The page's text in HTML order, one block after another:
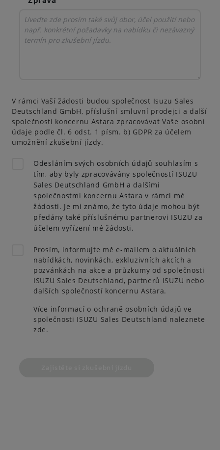
V rámci Vaší žádosti budou společnost Isuzu Sales
Deutschland GmbH, příslušní smluvní prodejci a další
společnosti koncernu Astara zpracovávat Vaše osobní
údaje podle čl. 6 odst. 1 písm. b) GDPR za účelem
umožnění zkušební jízdy.
Odesláním svých osobních údajů souhlasím s
tím, aby byly zpracovávány společností ISUZU
Sales Deutschland GmbH a dalšími
společnostmi koncernu Astara v rámci mé
žádosti. Je mi známo, že tyto údaje mohou být
předány také příslušnému partnerovi ISUZU za
účelem vyřízení mé žádosti.
Prosím, informujte mě e-mailem o aktuálních
nabídkách, novinkách, exkluzivních akcích a
pozvánkách na akce a průzkumy od společnosti
ISUZU Sales Deutschland, partnerů ISUZU nebo
dalších společností koncernu Astara.
Více informací o ochraně osobních údajů ve
společnosti ISUZU Sales Deutschland naleznete
zde.